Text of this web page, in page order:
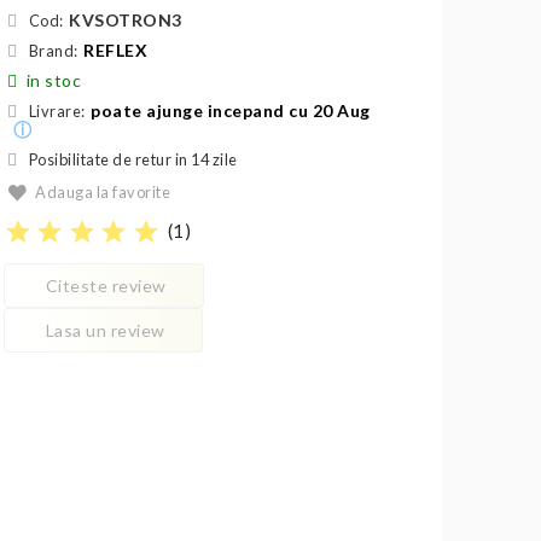
Cod: KVSOTRON3
Brand: REFLEX
in stoc
Livrare: poate ajunge incepand cu 20 Aug
ⓘ
Posibilitate de retur in 14 zile
Adauga la favorite
star star star star star (1 )
Citeste review
Lasa un review